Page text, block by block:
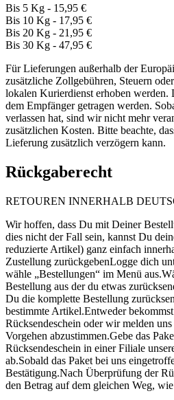
Bis 5 Kg - 15,95 €
Bis 10 Kg - 17,95 €
Bis 20 Kg - 21,95 €
Bis 30 Kg - 47,95 €
Für Lieferungen außerhalb der
zusätzliche Zollgebühren, Steuern
lokalen Kurierdienst erhoben werden.
dem Empfänger getragen werden.
verlassen hat, sind wir nicht mehr
zusätzlichen Kosten. Bitte beachte,
Lieferung zusätzlich verzögern kann.
Rückgaberecht
RETOUREN INNERHALB
Wir hoffen, dass Du mit Deiner
dies nicht der Fall sein, kannst Du
reduzierte Artikel) ganz einfach
Zustellung zurückgebenLogge dich
wähle „Bestellungen“ im Menü
Bestellung aus der du etwas
Du die komplette Bestellung
bestimmte Artikel.Entweder
Rücksendeschein oder wir melden
Vorgehen abzustimmen.Gebe das
Rücksendeschein in einer Filiale
ab.Sobald das Paket bei uns
Bestätigung.Nach Überprüfung der
den Betrag auf dem gleichen Weg,